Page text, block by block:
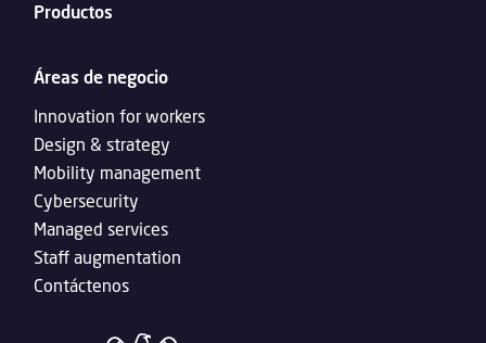
Productos
Áreas de negocio
Innovation for workers
Design & strategy
Mobility management
Cybersecurity
Managed services
Staff augmentation
Contáctenos